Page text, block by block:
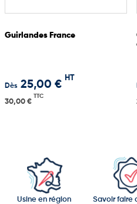
Guirlandes France
Dès 25,00 €
HT
30,00 €
TTC
Usine en région Savoir faire